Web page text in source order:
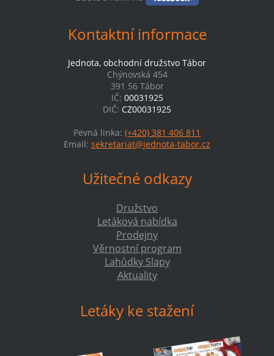
Kontaktní informace
Jednota, obchodní družstvo Tábor
Chýnovská 454
391 56 Tábor
IČ: 00031925
DIČ: CZ00031925
Pevná linka: (+420) 381 406 811
Email: sekretariat@jednota-tabor.cz
Užitečné odkazy
Družstvo
Letáková nabídka
Prodejny
Věrnostní program
Lahůdky Slapy
Aktuality
Letáky ke stažení